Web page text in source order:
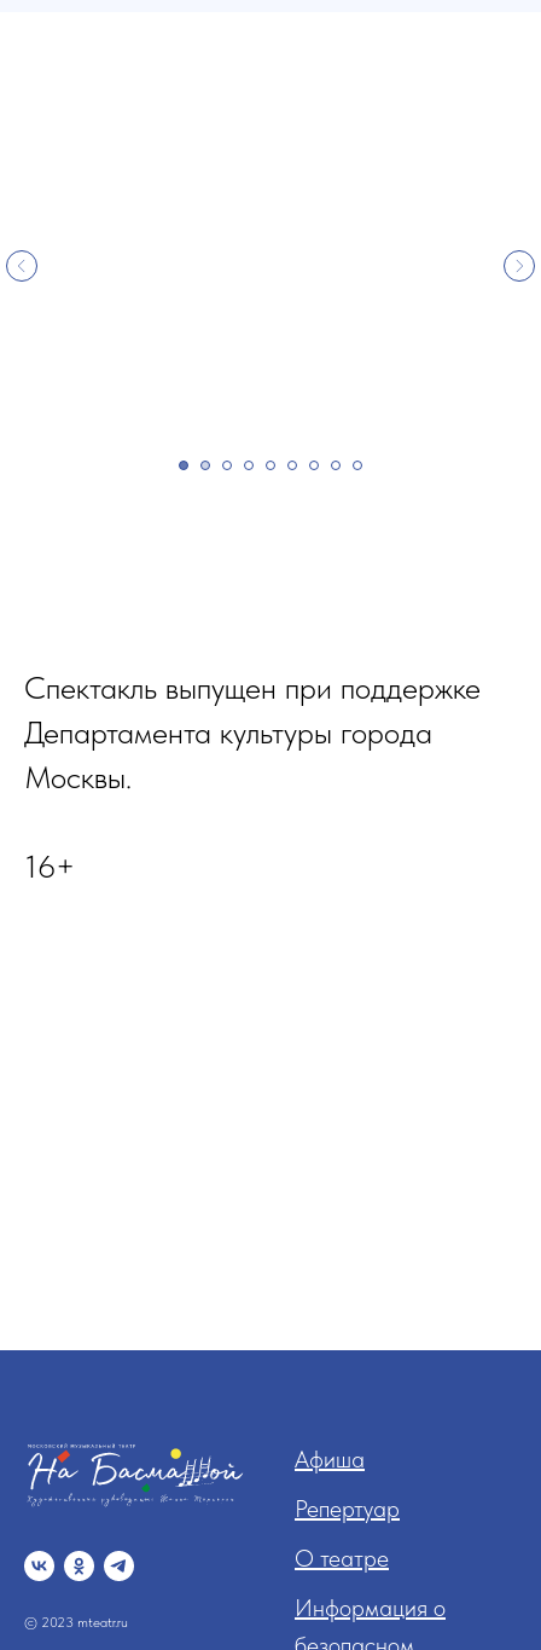
Спектакль выпущен при поддержке
Департамента культуры города
Москвы.
16+
© 2023 mteatr.ru
Афиша
Репертуар
О театре
Информация о